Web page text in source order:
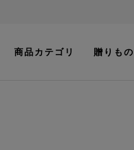
商品カテゴリ 贈りもの